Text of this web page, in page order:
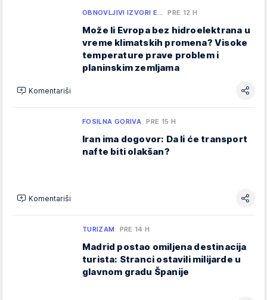
OBNOVLJIVI IZVORI E… PRE 12 H
Može li Evropa bez hidroelektrana u
vreme klimatskih promena? Visoke
temperature prave problem i
planinskim zemljama
Komentariši
FOSILNA GORIVA PRE 15 H
Iran ima dogovor: Da li će transport
nafte biti olakšan?
Komentariši
TURIZAM PRE 14 H
Madrid postao omiljena destinacija
turista: Stranci ostavili milijarde u
glavnom gradu Španije